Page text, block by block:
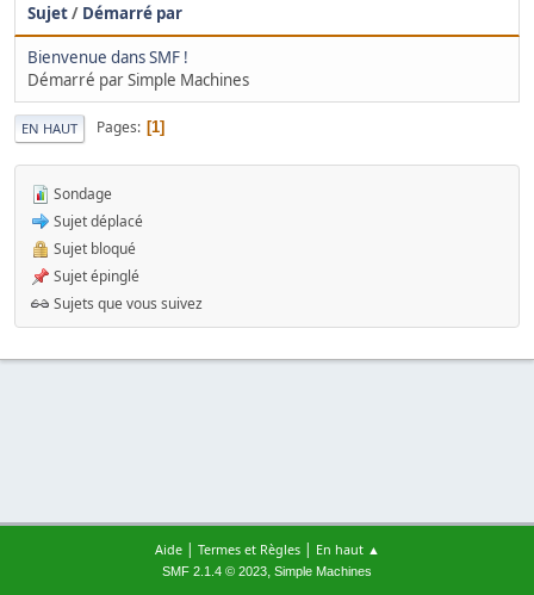
Sujet/ Démarré par
Bienvenue dans SMF !
Démarré par Simple Machines
EN HAUT Pages 1
Sondage
Sujet déplacé
Sujet bloqué
Sujet épinglé
Sujets que vous suivez
Aide| Termes et Règles| En haut ▲
SMF 2.1.4 © 2023, Simple Machines